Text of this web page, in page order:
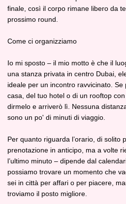
finale, così il corpo rimane libero da
prossimo round.
Come ci organizziamo
Io mi sposto – il mio motto è che il
una stanza privata in centro Dubai,
ideale per un incontro ravvicinato.
casa, del tuo hotel o di un rooftop
dirmelo e arriverò lì. Nessuna
sono un po' di minuti di viaggio.
Per quanto riguarda l’orario, di solito
prenotazione in anticipo, ma a volte
l’ultimo minuto – dipende dal
possiamo trovare un momento che
sei in città per affari o per piacere,
troviamo il posto migliore.